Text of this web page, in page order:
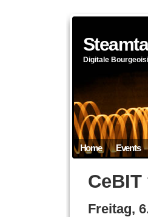
Digitale
Home Events
Freitag,